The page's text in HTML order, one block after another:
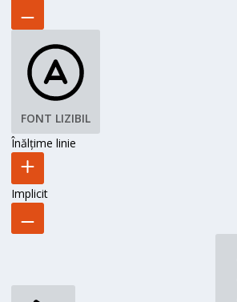
FONT LIZIBIL
Înălțime linie
Implicit